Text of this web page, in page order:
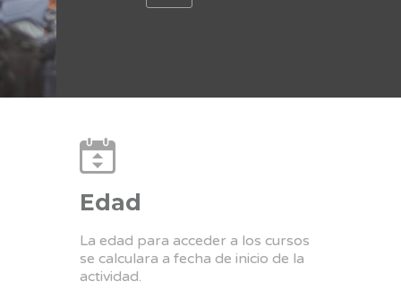
Edad
La edad para acceder a los cursos
se calculara a fecha de inicio de la
actividad.